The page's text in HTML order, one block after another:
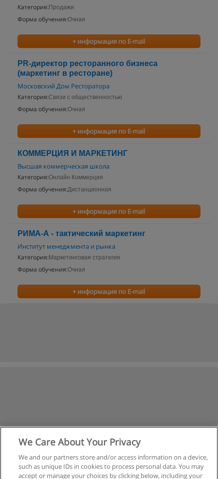
Категория: Продажи
Форма обучения:Очная
+ информация по E-mail
PR-директор ресторанного бизнеса
(маркетинг в ресторане)
Московский Дом Ресторатора
Категория:Связи с общественностью
Форма обучения:Очная
+ информация по E-mail
КОММЕРЦИЯ И МАРКЕТИНГ
Высшая коммерческая школа
Категория:Онлайн Коммерция
Форма обучения:Дистанционная
+ информация по E-mail
РИМА-А - тактический маркетинг
Институт менеджмента и рынка
Категория: Маркетинговая стратегия
Форма обучения:Очная
+ информация по E-mail
We Care About Your Privacy
We and our partners store and/or access information on a device,
such as unique IDs in cookies to process personal data. You may
accept or manage your choices by clicking below, including your